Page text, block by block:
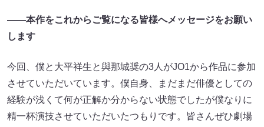
――本作をこれからご覧になる皆様へメッセージをお願い
します
今回、僕と大平祥生と與那城奨の3人がJO1から作品に参加
させていただいています。僕自身、まだまだ俳優としての
経験が浅くて何が正解か分からない状態でしたが僕なりに
精一杯演技させていただいたつもりです。皆さんぜひ劇場